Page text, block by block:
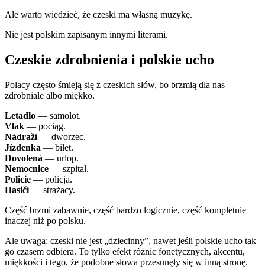
Ale warto wiedzieć, że czeski ma własną muzykę.
Nie jest polskim zapisanym innymi literami.
Czeskie zdrobnienia i polskie ucho
Polacy często śmieją się z czeskich słów, bo brzmią dla nas
zdrobniale albo miękko.
Letadlo — samolot.
Vlak — pociąg.
Nádraží— dworzec.
Jízdenka — bilet.
Dovolená — urlop.
Nemocnice — szpital.
Policie — policja.
Hasiči — strażacy.
Część brzmi zabawnie, część bardzo logicznie, część kompletnie
inaczej niż po polsku.
Ale uwaga: czeski nie jest „dziecinny”, nawet jeśli polskie ucho tak
go czasem odbiera. To tylko efekt różnic fonetycznych, akcentu,
miękkości i tego, że podobne słowa przesunęły się w inną stronę.